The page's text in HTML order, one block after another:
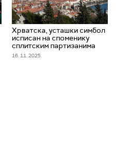
Хрватска, усташки симбол
исписан на споменику
сплитским партизанима
16. 11. 2025.